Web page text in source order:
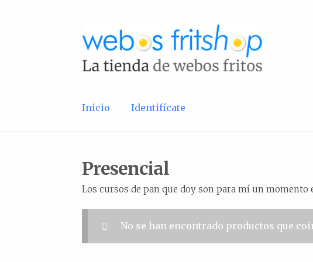
a
la
al
contenido
Inicio Identifícate
Presencial
Los cursos de pan que doy son para mí un
No se han encontrado productos que